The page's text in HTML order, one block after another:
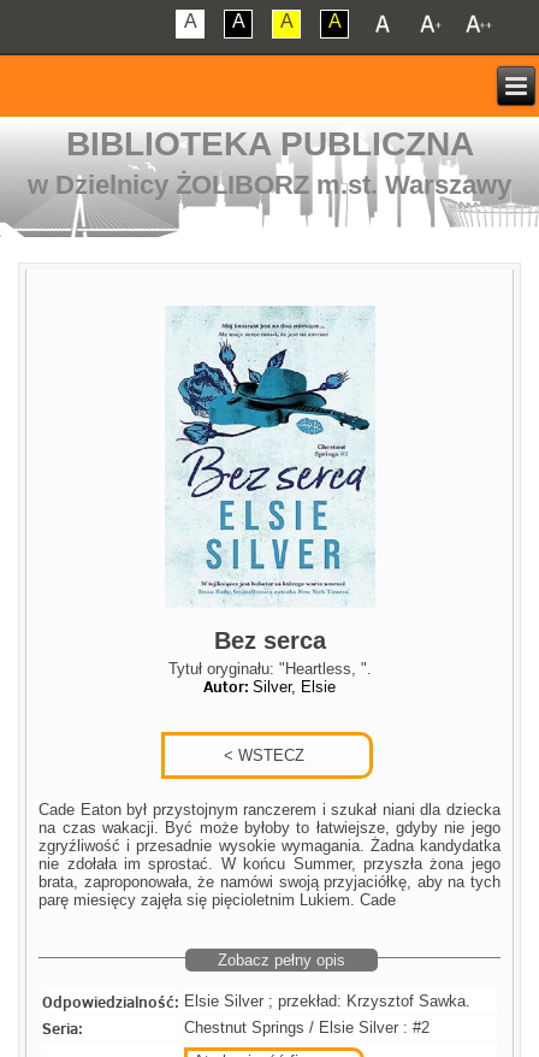
A A A A
BIBLIOTEKA PUBLICZNA
w Dzielnicy ŻOLIBORZ m.st. Warszawy
Bez serca
Tytuł oryginału: "Heartless, ".
Autor: Silver, Elsie
Cade Eaton był przystojnym ranczerem i szukał niani dla dziecka
na czas wakacji. Być może byłoby to łatwiejsze, gdyby nie jego
zgryźliwość i przesadnie wysokie wymagania. Żadna kandydatka
nie zdołała im sprostać. W końcu Summer, przyszła żona jego
brata, zaproponowała, że namówi swoją przyjaciółkę, aby na tych
parę miesięcy zajęła się pięcioletnim Lukiem. Cade
Zobacz pełny opis
Odpowiedzialność: Elsie Silver ; przekład: Krzysztof Sawka.
Seria: Chestnut Springs / Elsie Silver : #2